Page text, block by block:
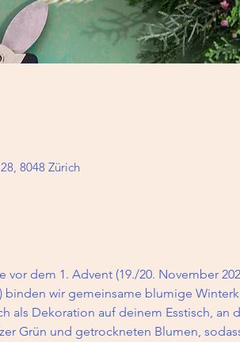
8048 Zürich
dem 1. Advent (19./20. November
binden wir gemeinsame blumige
als Dekoration auf deinem Esstisch, an
Grün und getrockneten Blumen,